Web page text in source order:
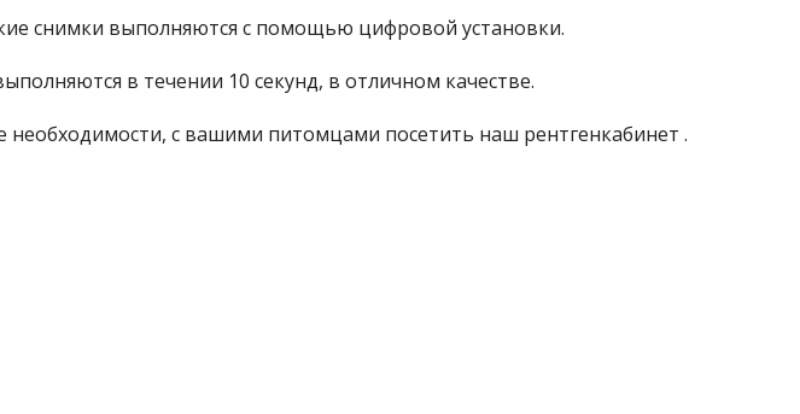
снимки выполняются с помощью цифровой установки.
в течении 10 секунд, в отличном качестве.
необходимости, с вашими питомцами посетить наш рентгенкабинет .